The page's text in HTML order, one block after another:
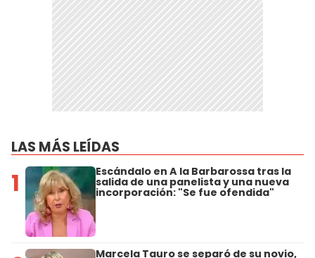
LAS MÁS LEÍDAS
1 Escándalo en A la Barbarossa tras la
salida de una panelista y una nueva
incorporación: "Se fue ofendida"
Marcela Tauro se separó de su novio,